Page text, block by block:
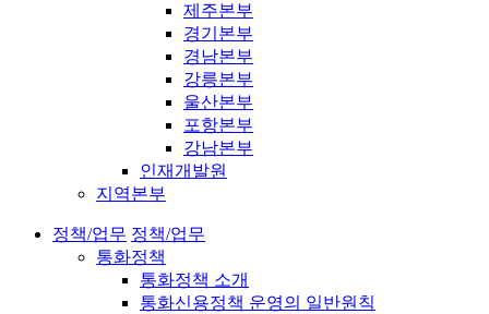
제주본부
경기본부
경남본부
강릉본부
울산본부
포항본부
강남본부
인재개발원
지역본부
정책/업무 정책/업무
통화정책
통화정책 소개
통화신용정책 운영의 일반원칙